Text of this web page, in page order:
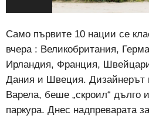
Само първите 10 нации се
вчера : Великобритания,
Ирландия, Франция,
Дания и Швеция. Дизайнерът
Варела, беше „скроил“ дълго
паркура. Днес надпреварата